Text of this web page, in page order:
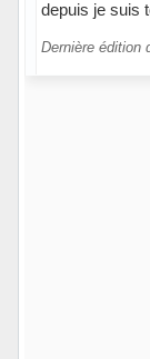
depuis je suis
Dernière édition